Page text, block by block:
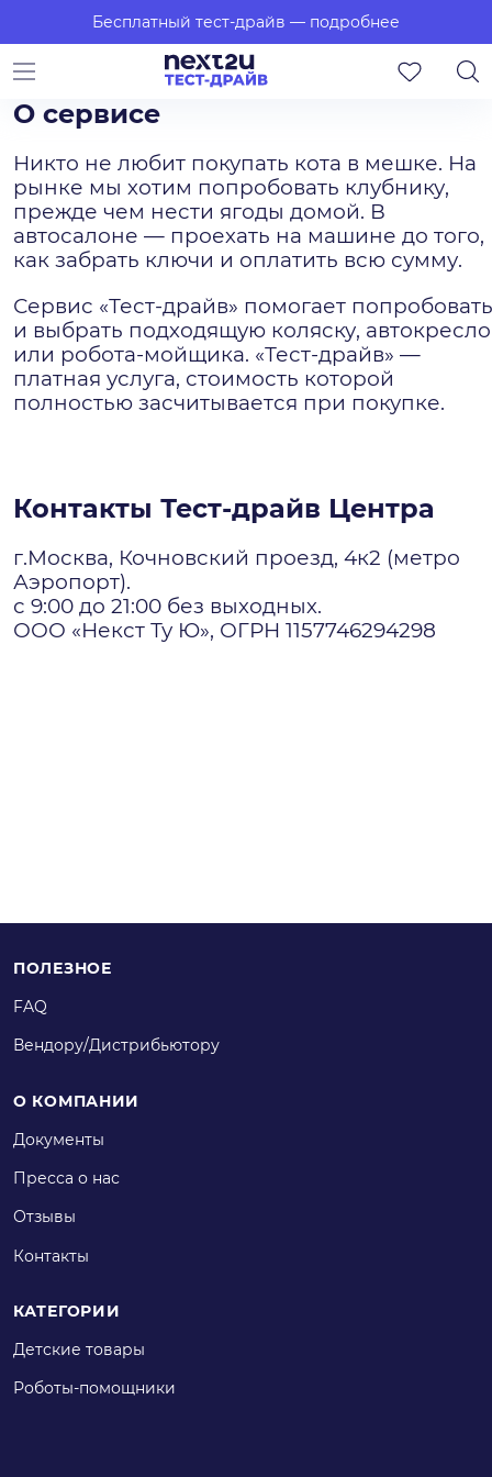
Бесплатный тест-драйв — подробнее
О сервисе
Никто не любит покупать кота в мешке. На
рынке мы хотим попробовать клубнику,
прежде чем нести ягоды домой. В
автосалоне — проехать на машине до того,
как забрать ключи и оплатить всю сумму.
Сервис «Тест-драйв» помогает попробовать
и выбрать подходящую коляску, автокресло
или робота-мойщика. «Тест-драйв» —
платная услуга, стоимость которой
полностью засчитывается при покупке.
Контакты Тест-драйв Центра
г.Москва, Кочновский проезд, 4к2 (метро
Аэропорт).
с 9:00 до 21:00 без выходных.
ООО «Некст Ту Ю», ОГРН 1157746294298
ПОЛЕЗНОЕ
FAQ
Вендору/Дистрибьютору
О КОМПАНИИ
Документы
Пресса о нас
Отзывы
Контакты
КАТЕГОРИИ
Детские товары
Роботы-помощники